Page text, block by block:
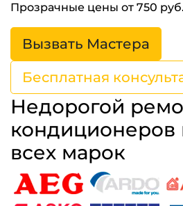
Прозрачные цены от 750 руб.
Вызвать Мастера
Бесплатная
Недорогой
кондиционеров
всех марок